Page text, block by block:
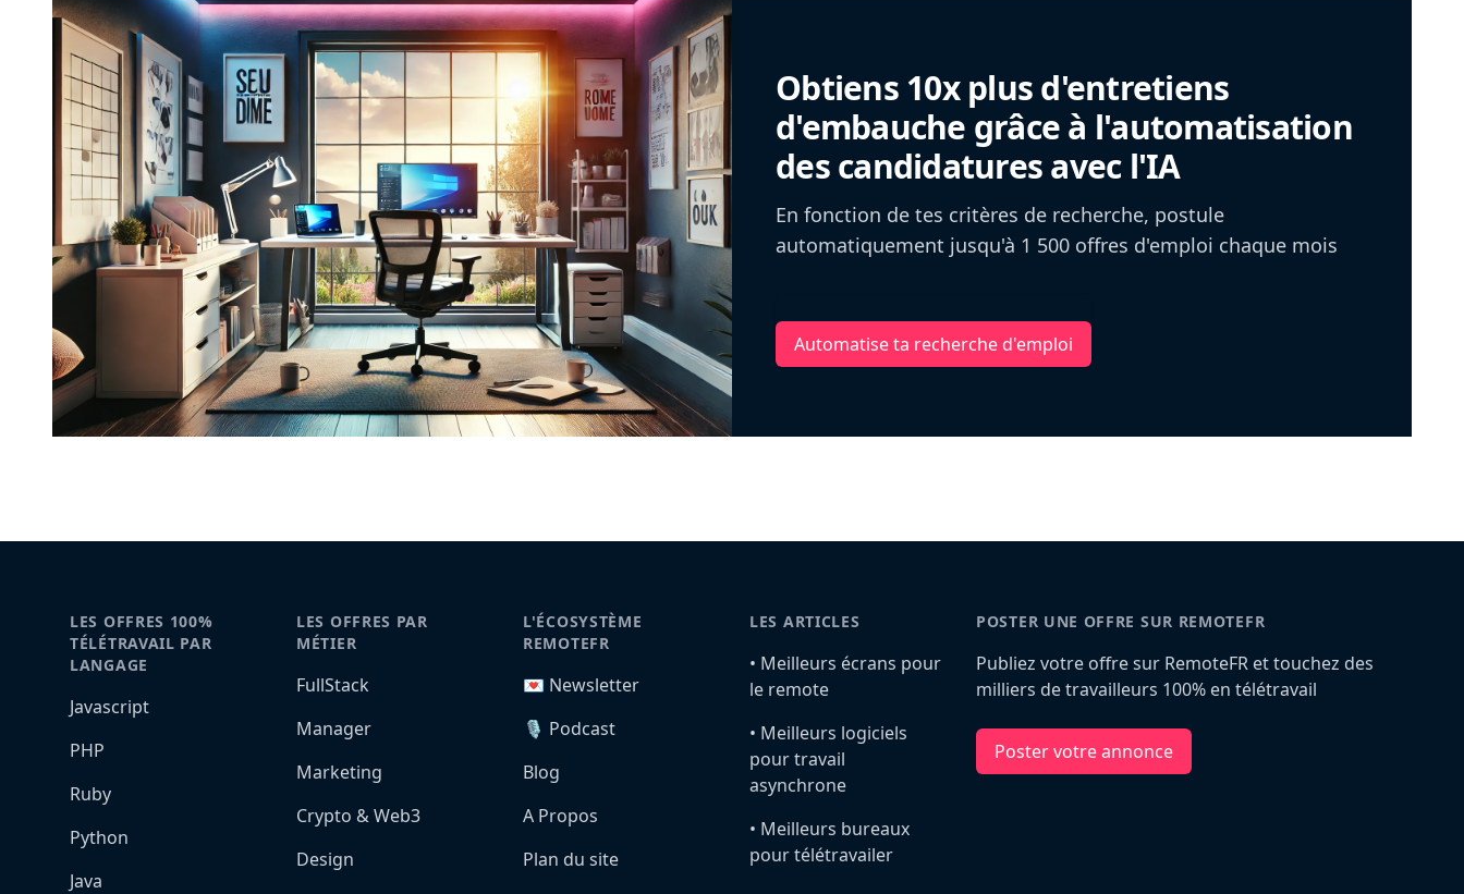
Obtiens 10x plus d'entretiens
d'embauche grâce à l'automatisation
des candidatures avec l'IA
En fonction de tes critères de recherche, postule
automatiquement jusqu'à 1 500 offres d'emploi chaque mois
Automatise ta recherche d'emploi
LES OFFRES 100%
TÉLÉTRAVAIL PAR
LANGAGE
Javascript
PHP
Ruby
Python
Java
LES OFFRES PAR
MÉTIER
FullStack
Manager
Marketing
Crypto & Web3
Design
L'ÉCOSYSTÈME
REMOTEFR
💌 Newsletter
🎙️ Podcast
Blog
A Propos
Plan du site
LES ARTICLES
•️ Meilleurs écrans pour
le remote
•️ Meilleurs logiciels
pour travail
asynchrone
•️ Meilleurs bureaux
pour télétravailer
POSTER UNE OFFRE SUR REMOTEFR
Publiez votre offre sur RemoteFR et touchez des
milliers de travailleurs 100% en télétravail
Poster votre annonce